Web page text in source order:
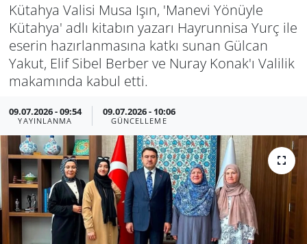
Kütahya Valisi Musa Işın, 'Manevi Yönüyle
Kütahya' adlı kitabın yazarı Hayrunnisa Yurç ile
eserin hazırlanmasına katkı sunan Gülcan
Yakut, Elif Sibel Berber ve Nuray Konak'ı Valilik
makamında kabul etti.
09.07.2026 - 09:54
YAYINLANMA
09.07.2026 - 10:06
GÜNCELLEME